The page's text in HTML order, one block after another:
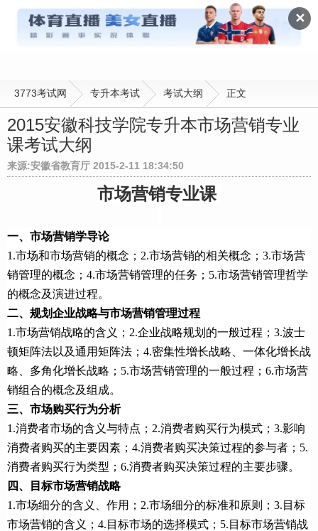
✕
考试大纲
3773考试网 专升本考试 考试大纲 正文
2015安徽科技学院专升本市场营销专业
课考试大纲
来源:安徽省教育厅 2015-2-11 18:34:50
市场营销专业课
一、市场营销学导论
1.市场和市场营销的概念；2.市场营销的相关概念；3.市场营
销管理的概念；4.市场营销管理的任务；5.市场营销管理哲学
的概念及演进过程。
二、规划企业战略与市场营销管理过程
1.市场营销战略的含义；2.企业战略规划的一般过程；3.波士
顿矩阵法以及通用矩阵法；4.密集性增长战略、一体化增长战
略、多角化增长战略；5.市场营销管理的一般过程；6.市场营
销组合的概念及组成。
三、市场购买行为分析
1.消费者市场的含义与特点；2.消费者购买行为模式；3.影响
消费者购买的主要因素；4.消费者购买决策过程的参与者；5.
消费者购买行为类型；6.消费者购买决策过程的主要步骤。
四、目标市场营销战略
1.市场细分的含义、作用；2.市场细分的标准和原则；3.目标
市场营销的含义；4.目标市场的选择模式；5.目标市场营销战